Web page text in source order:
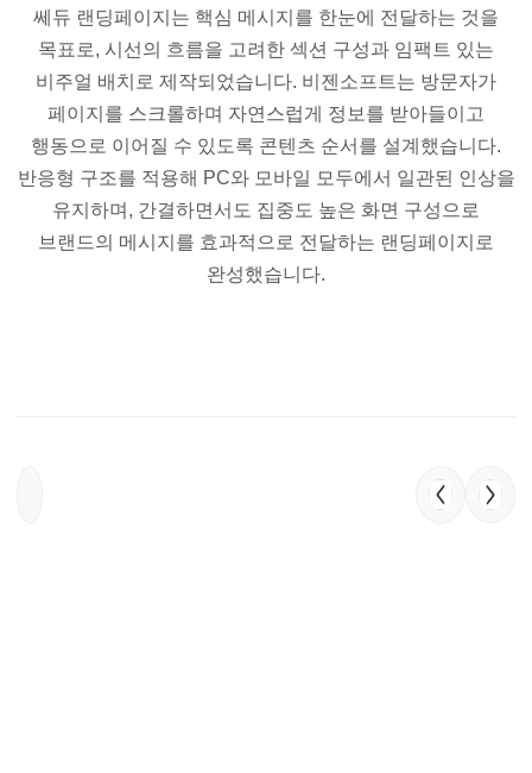
쎄듀 랜딩페이지는 핵심 메시지를 한눈에 전달하는 것을
목표로, 시선의 흐름을 고려한 섹션 구성과 임팩트 있는
비주얼 배치로 제작되었습니다. 비젠소프트는 방문자가
페이지를 스크롤하며 자연스럽게 정보를 받아들이고
행동으로 이어질 수 있도록 콘텐츠 순서를 설계했습니다.
반응형 구조를 적용해 PC와 모바일 모두에서 일관된 인상을
유지하며, 간결하면서도 집중도 높은 화면 구성으로
브랜드의 메시지를 효과적으로 전달하는 랜딩페이지로
완성했습니다.